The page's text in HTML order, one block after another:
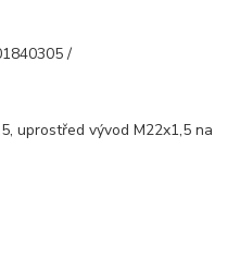
/
uprostřed vývod M22x1,5 na